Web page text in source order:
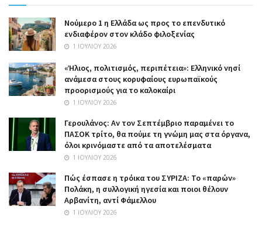
Nούμερο 1 η Ελλάδα ως προς το επενδυτικό
ενδιαφέρον στον κλάδο φιλοξενίας
1 ΙΟΥΛΊΟΥ 2026
«Ήλιος, πολιτισμός, περιπέτεια»: Ελληνικό νησί
ανάμεσα στους κορυφαίους ευρωπαϊκούς
προορισμούς για το καλοκαίρι
1 ΙΟΥΛΊΟΥ 2026
Γερουλάνος: Αν τον Σεπτέμβριο παραμένει το
ΠΑΣΟΚ τρίτο, θα πούμε τη γνώμη μας στα όργανα,
όλοι κρινόμαστε από τα αποτελέσματα
1 ΙΟΥΛΊΟΥ 2026
Πώς έσπασε η τρόικα του ΣΥΡΙΖΑ: Το «παρών»
Πολάκη, η συλλογική ηγεσία και ποιοι θέλουν
Αρβανίτη, αντί Φάμελλου
1 ΙΟΥΛΊΟΥ 2026